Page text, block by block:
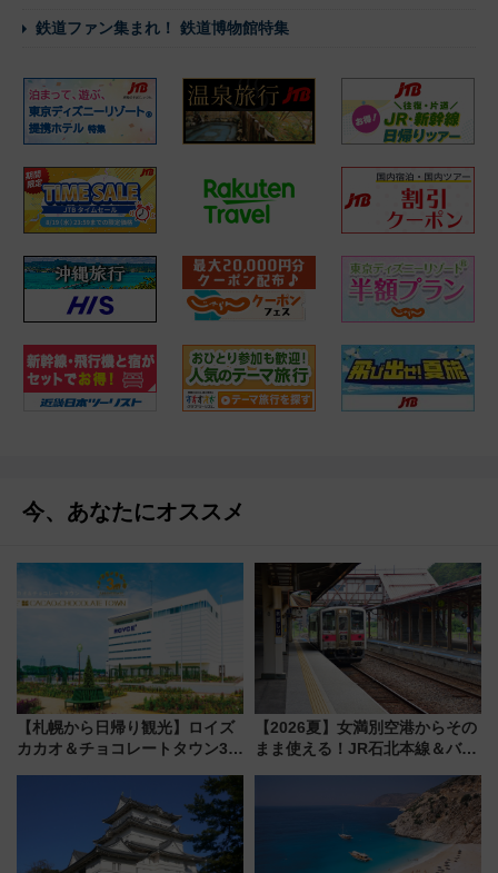
鉄道ファン集まれ！ 鉄道博物館特集
今、あなたにオススメ
【札幌から日帰り観光】ロイズ
カカオ＆チョコレートタウン3周
詰め放題を開催、ロイズタウン
駅からのアクセスも
【2026夏】女満別空港からその
まま使える！JR石北本線＆バス
ーパス」でおトクに道東観光